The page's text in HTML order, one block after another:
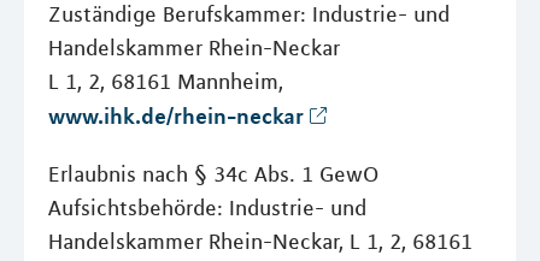
Zuständige Berufskammer: Industrie- und
Handelskammer Rhein-Neckar
L 1, 2, 68161 Mannheim,
www.ihk.de/rhein-neckar
Erlaubnis nach § 34c Abs. 1 GewO
Aufsichtsbehörde: Industrie- und
Handelskammer Rhein-Neckar, L 1, 2, 68161